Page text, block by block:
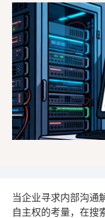
当企业寻求内部沟通
自主权的考量，在搜